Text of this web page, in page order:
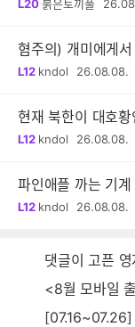
L20 붉은토끼풀
혐주의) 개미에게
L12 kndol 26.08.08.
현재 북한이 대호황
L12 kndol 26.08.08.
파인애플 까는 기계
L12 kndol 26.08.08.
댓글이 고픈
<8월 모바일
[07.16~07.26] 앱코